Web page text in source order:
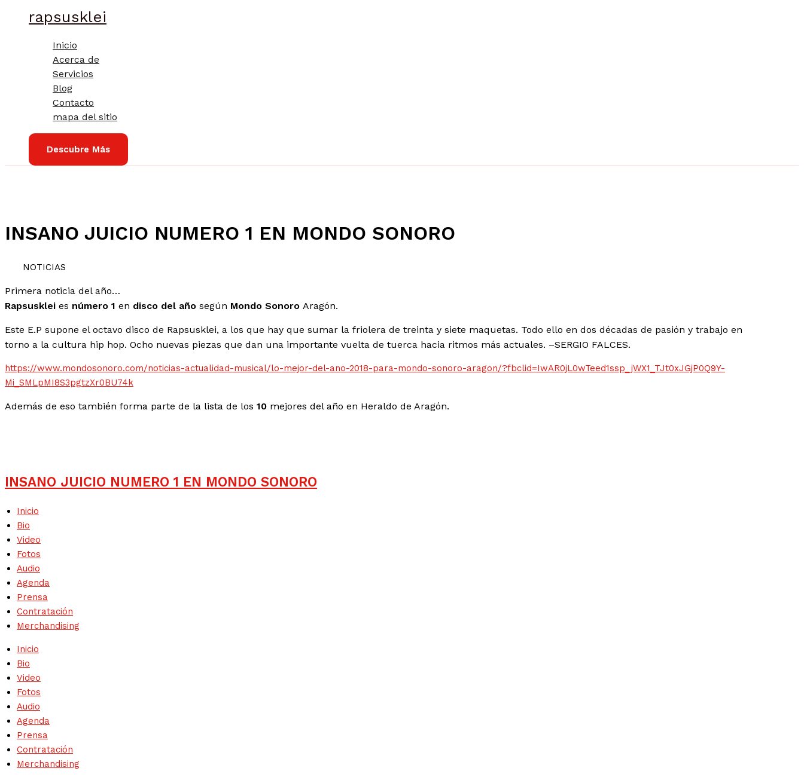
rapsusklei
Inicio
Acerca de
Servicios
Blog
Contacto
mapa del sitio
Descubre Más
INSANO JUICIO NUMERO 1 EN MONDO SONORO
NOTICIAS
Primera noticia del año…
Rapsusklei es número 1 en disco del año según Mondo Sonoro Aragón.
Este E.P supone el octavo disco de Rapsusklei, a los que hay que sumar la friolera de treinta y siete maquetas. Todo ello en dos décadas de pasión y trabajo en
torno a la cultura hip hop. Ocho nuevas piezas que dan una importante vuelta de tuerca hacia ritmos más actuales. –SERGIO FALCES.
https://www.mondosonoro.com/noticias-actualidad-musical/lo-mejor-del-ano-2018-para-mondo-sonoro-aragon/?fbclid=IwAR0jL0wTeed1ssp_jWX1_TJt0xJGjP0Q9Y-
Mi_SMLpMI8S3pgtzXr0BU74k
Además de eso también forma parte de la lista de los 10 mejores del año en Heraldo de Aragón.
INSANO JUICIO NUMERO 1 EN MONDO SONORO
Inicio
Bio
Video
Fotos
Audio
Agenda
Prensa
Contratación
Merchandising
Inicio
Bio
Video
Fotos
Audio
Agenda
Prensa
Contratación
Merchandising